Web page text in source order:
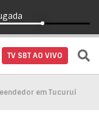
TV SBT AO VIVO
em Tucuruí